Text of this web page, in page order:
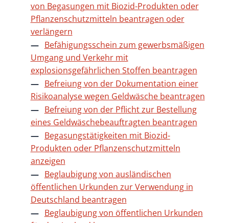
von Begasungen mit Biozid-Produkten oder
Pflanzenschutzmitteln beantragen oder
verlängern
Befähigungsschein zum gewerbsmäßigen
Umgang und Verkehr mit
explosionsgefährlichen Stoffen beantragen
Befreiung von der Dokumentation einer
Risikoanalyse wegen Geldwäsche beantragen
Befreiung von der Pflicht zur Bestellung
eines Geldwäschebeauftragten beantragen
Begasungstätigkeiten mit Biozid-
Produkten oder Pflanzenschutzmitteln
anzeigen
Beglaubigung von ausländischen
öffentlichen Urkunden zur Verwendung in
Deutschland beantragen
Beglaubigung von öffentlichen Urkunden